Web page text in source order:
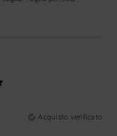
Acquisto verificato